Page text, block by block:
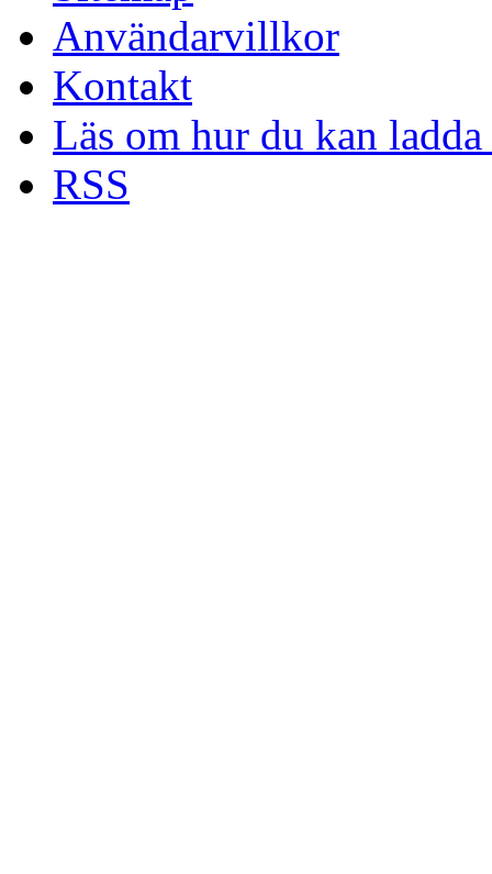
Användarvillkor
Kontakt
Läs om hur du kan
RSS